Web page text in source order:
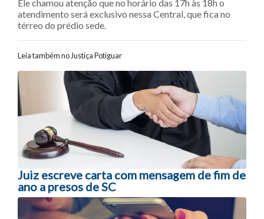
Ele chamou atenção que no horário das 17h às 18h o
atendimento será exclusivo nessa Central, que fica no
térreo do prédio sede.
Leia também no Justiça Potiguar
Navegação entre posts
Juiz escreve carta com mensagem de fim de
ano a presos de SC